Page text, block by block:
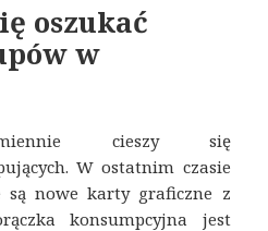
oszukać
w
cieszy się
W ostatnim czasie
są nowe karty graficzne z
konsumpcyjna jest